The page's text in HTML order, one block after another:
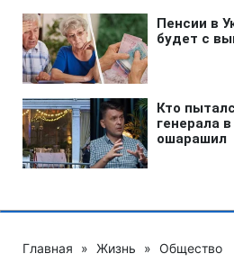
Главная » Жизнь » Общество